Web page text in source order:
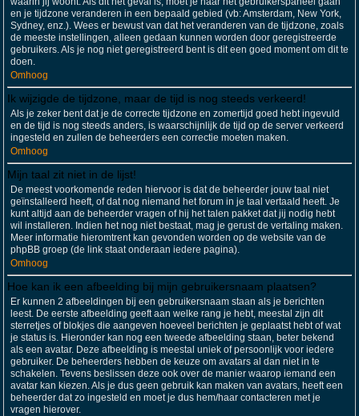
en je tijdzone veranderen in een bepaald gebied (vb: Amsterdam, New York,
Sydney, enz.). Wees er bewust van dat het veranderen van de tijdzone, zoals
de meeste instellingen, alleen gedaan kunnen worden door geregistreerde
gebruikers. Als je nog niet geregistreerd bent is dit een goed moment om dit te
doen.
Omhoog
Ik wijzigde de tijdzone, maar de tijd is nog steeds verkeerd!
Als je zeker bent dat je de correcte tijdzone en zomertijd goed hebt ingevuld
en de tijd is nog steeds anders, is waarschijnlijk de tijd op de server verkeerd
ingesteld en zullen de beheerders een correctie moeten maken.
Omhoog
Mijn taal zit niet in de lijst!
De meest voorkomende reden hiervoor is dat de beheerder jouw taal niet
geïnstalleerd heeft, of dat nog niemand het forum in je taal vertaald heeft. Je
kunt altijd aan de beheerder vragen of hij het talen pakket dat jij nodig hebt
wil installeren. Indien het nog niet bestaat, mag je gerust de vertaling maken.
Meer informatie hieromtrent kan gevonden worden op de website van de
phpBB groep (de link staat onderaan iedere pagina).
Omhoog
Hoe kan ik een afbeelding bij mijn gebruikersnaam plaatsen?
Er kunnen 2 afbeeldingen bij een gebruikersnaam staan als je berichten
leest. De eerste afbeelding geeft aan welke rang je hebt, meestal zijn dit
sterretjes of blokjes die aangeven hoeveel berichten je geplaatst hebt of wat
je status is. Hieronder kan nog een tweede afbeelding staan, beter bekend
als een avatar. Deze afbeelding is meestal uniek of persoonlijk voor iedere
gebruiker. De beheerders hebben de keuze om avatars al dan niet in te
schakelen. Tevens beslissen deze ook over de manier waarop iemand een
avatar kan kiezen. Als je dus geen gebruik kan maken van avatars, heeft een
beheerder dat zo ingesteld en moet je dus hem/haar contacteren met je
vragen hierover.